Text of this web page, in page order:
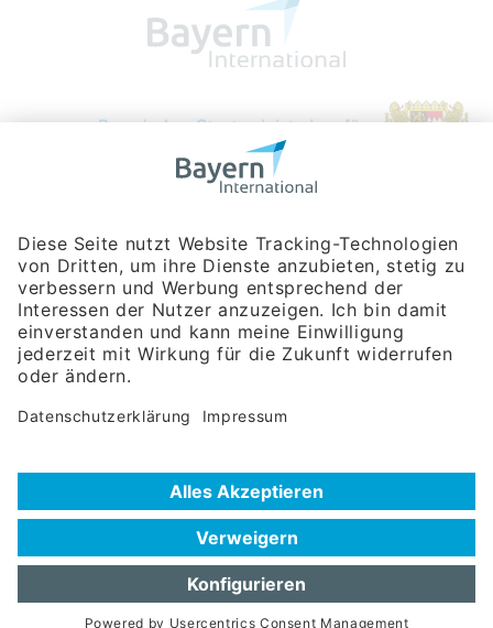
Bayerische Gesellschaft für Internationale
Rosenheimer Str. 143C
81671 München
Tel:+49 180 5949260
(Festnetz 14 ct/min, Mobil max. 42 ct/min)
Hotline
Datenschutzerklärung
Nutzungsbedingungen
Häufig gestellte Fragen (FAQ)